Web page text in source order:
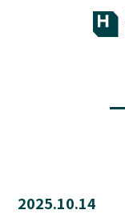
2025.10.14